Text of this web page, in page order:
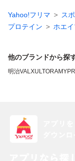
Yahoo!フリマ ス
プロテイン
ホエ
他のブランドから探
明治VALXULTORA